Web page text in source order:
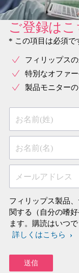
ご登録は
* この項目は必須で
フィリップス
特別なオファ
製品モニター
お名前(姓)
お名前(名)
メールアドレス
フィリップス製品
関する（自分の嗜
ます。購読はいつ
詳しくはこちら